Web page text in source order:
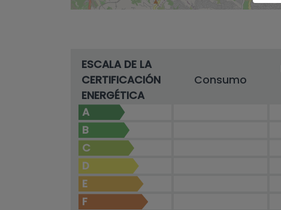
ESCALA DE LA
CERTIFICACIÓN
ENERGÉTICA
Consumo
A
B
C
D
E
F